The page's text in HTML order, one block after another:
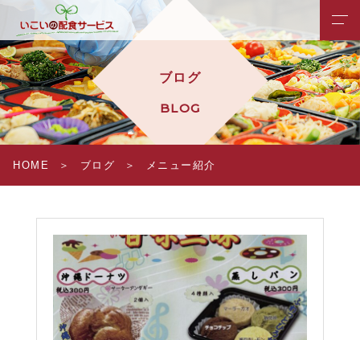
ブログ
BLOG
HOME ブログ メニュー紹介